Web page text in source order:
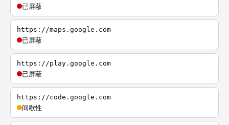
已屏蔽
https://maps.google.com
已屏蔽
https://play.google.com
已屏蔽
https://code.google.com
间歇性